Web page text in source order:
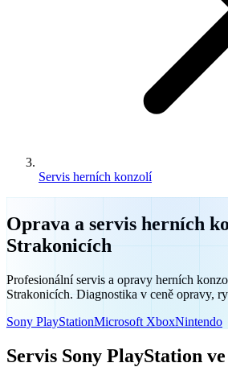
Servis herních konzolí
Oprava a servis herních
Strakonicích
Profesionální servis a opravy herních
Strakonicích. Diagnostika v ceně opravy,
Sony PlayStationMicrosoft XboxNintendo
Servis Sony PlayStation